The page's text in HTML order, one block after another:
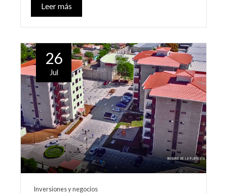
Leer más
26
Jul
Inversiones y negocios